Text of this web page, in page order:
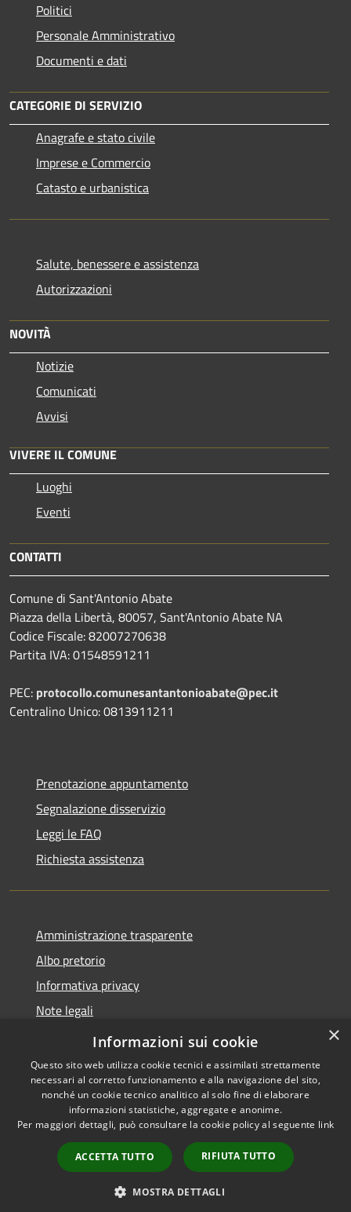
Politici
Personale Amministrativo
Documenti e dati
CATEGORIE DI SERVIZIO
Anagrafe e stato civile
Imprese e Commercio
Catasto e urbanistica
Salute, benessere e assistenza
Autorizzazioni
NOVITÀ
Notizie
Comunicati
Avvisi
VIVERE IL COMUNE
Luoghi
Eventi
CONTATTI
Comune di Sant'Antonio Abate
Piazza della Libertà, 80057, Sant'Antonio Abate NA
Codice Fiscale: 82007270638
Partita IVA: 01548591211
PEC: protocollo.comunesantantonioabate@pec.it
Centralino Unico: 0813911211
Prenotazione appuntamento
Segnalazione disservizio
Leggi le FAQ
Richiesta assistenza
Amministrazione trasparente
Albo pretorio
Informativa privacy
Note legali
Dichiarazione di accessibilità
Accessibilità
Copyright © 2026 • Comune di
Sant'Antonio Abate • Powered
byMunicipium
Accesso
redazione
×
Informazioni sui cookie
Questo sito web utilizza cookie tecnici e assimilati strettamente
necessari al corretto funzionamento e alla navigazione del sito,
nonché un cookie tecnico analitico al solo fine di elaborare
informazioni statistiche, aggregate e anonime.
Per maggiori dettagli, può consultare la cookie policy al seguente link
ACCETTA TUTTO RIFIUTA TUTTO
MOSTRA DETTAGLI